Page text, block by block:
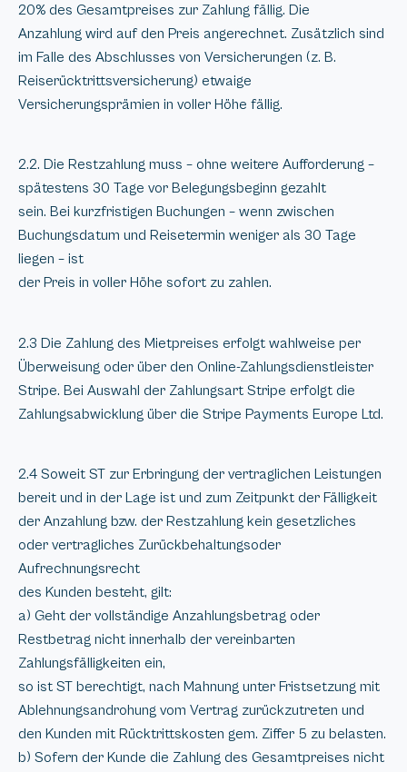
20% des Gesamtpreises zur Zahlung fällig. Die
Anzahlung wird auf den Preis angerechnet. Zusätzlich sind
im Falle des Abschlusses von Versicherungen (z. B.
Reiserücktrittsversicherung) etwaige
Versicherungsprämien in voller Höhe fällig.
2.2. Die Restzahlung muss – ohne weitere Aufforderung –
spätestens 30 Tage vor Belegungsbeginn gezahlt
sein. Bei kurzfristigen Buchungen – wenn zwischen
Buchungsdatum und Reisetermin weniger als 30 Tage
liegen – ist
der Preis in voller Höhe sofort zu zahlen.
2.3 Die Zahlung des Mietpreises erfolgt wahlweise per
Überweisung oder über den Online-Zahlungsdienstleister
Stripe. Bei Auswahl der Zahlungsart Stripe erfolgt die
Zahlungsabwicklung über die Stripe Payments Europe Ltd.
2.4 Soweit ST zur Erbringung der vertraglichen Leistungen
bereit und in der Lage ist und zum Zeitpunkt der Fälligkeit
der Anzahlung bzw. der Restzahlung kein gesetzliches
oder vertragliches Zurückbehaltungsoder
Aufrechnungsrecht
des Kunden besteht, gilt:
a) Geht der vollständige Anzahlungsbetrag oder
Restbetrag nicht innerhalb der vereinbarten
Zahlungsfälligkeiten ein,
so ist ST berechtigt, nach Mahnung unter Fristsetzung mit
Ablehnungsandrohung vom Vertrag zurückzutreten und
den Kunden mit Rücktrittskosten gem. Ziffer 5 zu belasten.
b) Sofern der Kunde die Zahlung des Gesamtpreises nicht